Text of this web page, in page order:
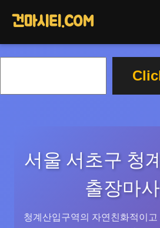
가
건마시티.COM
서울 서초구 청
출장마
청계산입구역의 자연친화적이